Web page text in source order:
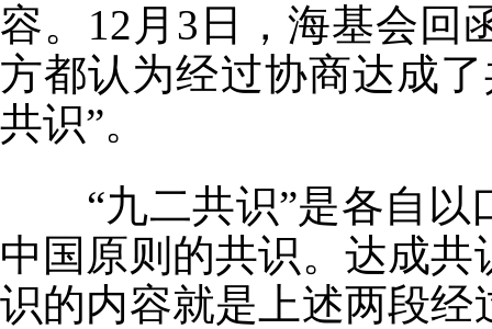
容。12月3日，海基会回
方都认为经过协商达成
共识”。
“九二共识”是各自以
中国原则的共识。达成
识的内容就是上述两段